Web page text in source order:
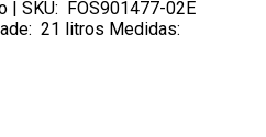
| SKU: FOS901477-02E
21 litros Medidas: